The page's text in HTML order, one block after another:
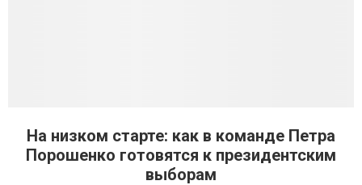
На низком старте: как в команде Петра
Порошенко готовятся к президентским
выборам